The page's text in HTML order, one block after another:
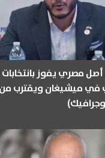
مصري يفوز بانتخابات
في ميشيغان ويقترب